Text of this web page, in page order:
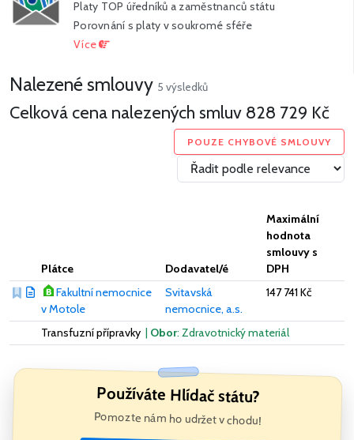
Platy TOP úředníků a zaměstnanců státu
Porovnání s platy v soukromé sféře
Více
Nalezené smlouvy 5 výsledků
Celková cena nalezených smluv 828 729 Kč
POUZE CHYBOVÉ SMLOUVY
Plátce Dodavatel/é
Maximální
hodnota
smlouvy s
DPH
Fakultní nemocnice
v Motole
Svitavská
nemocnice, a.s.
147 741 Kč
Transfuzní přípravky | Obor: Zdravotnický materiál
Používáte Hlídač státu?
Pomozte nám ho udržet v chodu!